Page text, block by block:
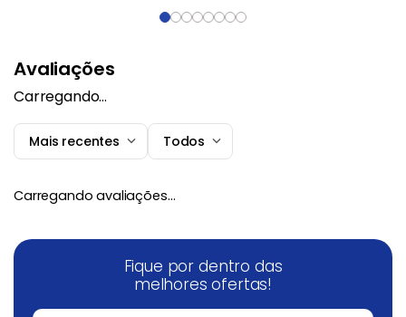
Avaliações
Carregando…
Mais recentes Todos
Carregando avaliações…
Fique por dentro das
melhores ofertas!